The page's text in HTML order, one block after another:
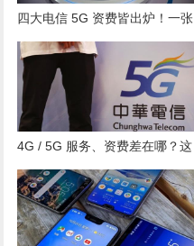
四大电信 5G 资费皆出炉！一张
图比较各家“吃到饱”方案
4G / 5G 服务、资费差在哪？这
三点差很大